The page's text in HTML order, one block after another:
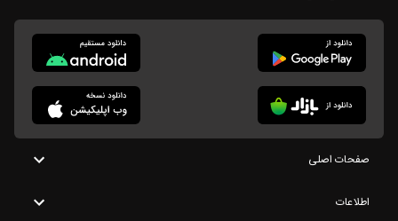
صفحات اصلی
اطلاعات